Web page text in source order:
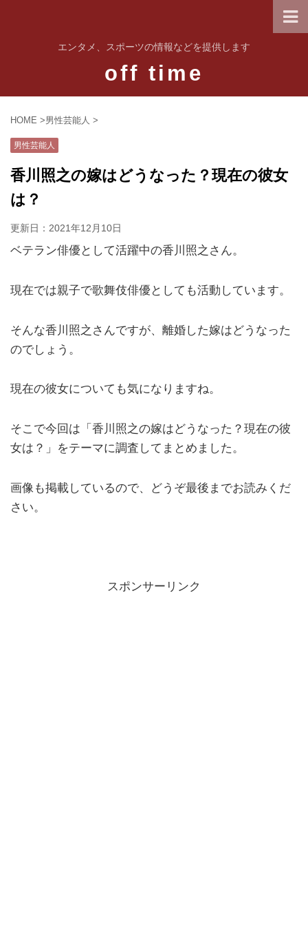
エンタメ、スポーツの情報などを提供します
off time
HOME >男性芸能人 >
男性芸能人
香川照之の嫁はどうなった？現在の彼女
は？
更新日： 2021年12月10日
ベテラン俳優として活躍中の香川照之さん。
現在では親子で歌舞伎俳優としても活動しています。
そんな香川照之さんですが、離婚した嫁はどうなった
のでしょう。
現在の彼女についても気になりますね。
そこで今回は「香川照之の嫁はどうなった？現在の彼
女は？」をテーマに調査してまとめました。
画像も掲載しているので、どうぞ最後までお読みくだ
さい。
スポンサーリンク